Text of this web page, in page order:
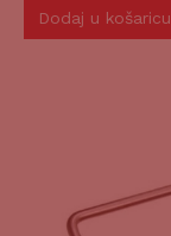
Dodaj u košaricu